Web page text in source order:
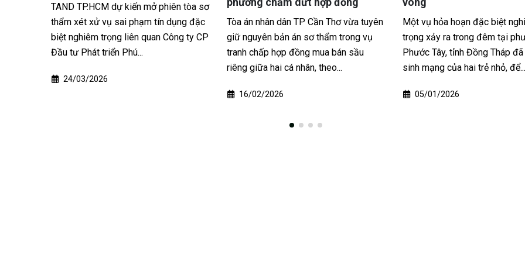
Tòa án nhân dân TP Cần Thơ vừa tuyên
giữ nguyên bản án sơ thẩm trong vụ
tranh chấp hợp đồng mua bán sầu
Một vụ hỏa hoạn đặc biệt nghiêm
trọng xảy ra trong đêm tại phường Mỹ
Phước Tây, tỉnh Đồng Tháp đã cướp đi
sinh mạng của hai trẻ nhỏ, để...
05/01/2026
Dự án cao tốc Châu Đốc – Cần
Sóc Trăng đang đạt tiến độ thi
hơn 50%, tuy nhiên tình trạng
nghiêm trọng vật liệu...